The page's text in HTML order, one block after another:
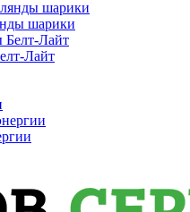
шарики
Лайт